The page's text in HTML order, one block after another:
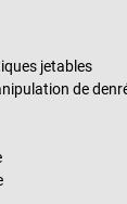
jetables
de